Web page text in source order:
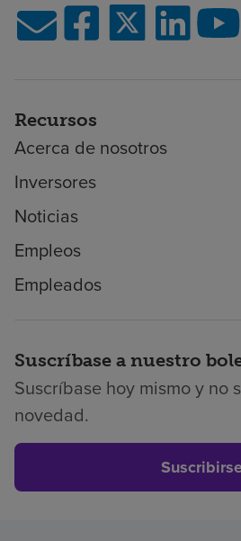
Recursos
Acerca de nosotros
Inversores
Noticias
Empleos
Empleados
Suscríbase a nuestro
Suscríbase hoy mismo y no
novedad.